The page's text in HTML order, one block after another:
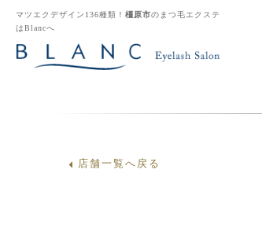
マツエクデザイン136種類！ 橿原市のまつ毛エクステ
はBlancへ
店舗一覧へ戻る